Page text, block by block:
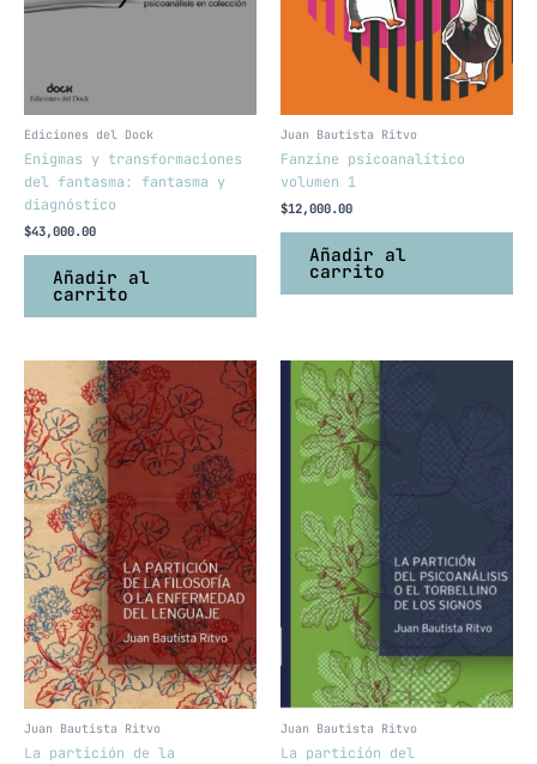
Ediciones del Dock
Enigmas y transformaciones
del fantasma: fantasma y
diagnóstico
$43,000.00
Añadir al
carrito
Juan Bautista Ritvo
Fanzine psicoanalítico
volumen 1
$12,000.00
Añadir al
carrito
Juan Bautista Ritvo
La partición de la
Juan Bautista Ritvo
La partición del